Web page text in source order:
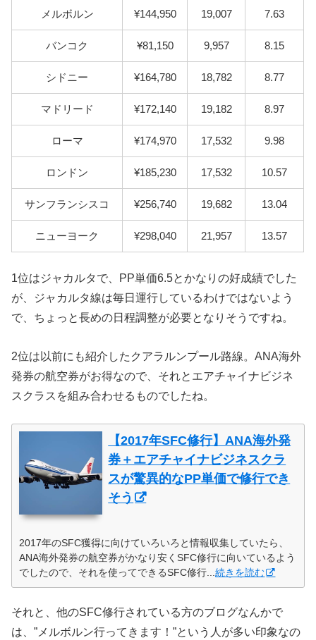
メルボルン ¥144,950 19,007 7.63
バンコク ¥81,150 9,957 8.15
シドニー ¥164,780 18,782 8.77
マドリード ¥172,140 19,182 8.97
ローマ ¥174,970 17,532 9.98
ロンドン ¥185,230 17,532 10.57
サンフランシスコ ¥256,740 19,682 13.04
ニューヨーク ¥298,040 21,957 13.57
1位はジャカルタで、PP単価6.5とかなりの好成績でした
が、ジャカルタ線は毎日運行しているわけではないよう
で、ちょっと長めの日程調整が必要となりそうですね。
2位は以前にも紹介したクアラルンプール路線。ANA海外
発券の航空券がお得なので、それとエアチャイナビジネ
スクラスを組み合わせるものでしたね。
【2017年SFC修行】ANA海外発
券＋エアチャイナビジネスクラ
スが驚異的なPP単価で修行でき
そう
2017年のSFC獲得に向けていろいろと情報収集していたら、
ANA海外発券の航空券がかなり安くSFC修行に向いているよう
でしたので、それを使ってできるSFC修行...続きを読む
それと、他のSFC修行されている方のブログなんかで
は、”メルボルン行ってきます！”という人が多い印象なの